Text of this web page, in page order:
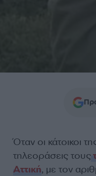
Όταν οι κάτοικοι
τηλεοράσεις τους
Αττική, με τον